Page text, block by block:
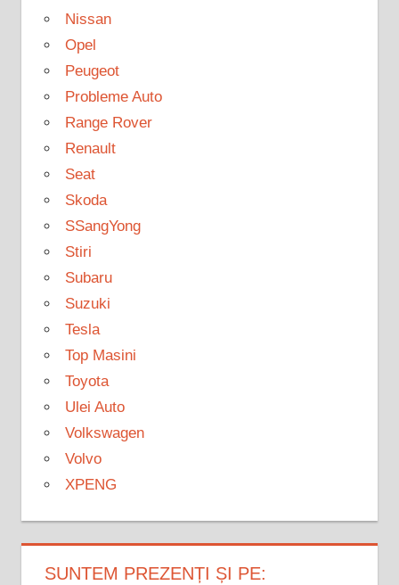
Nissan
Opel
Peugeot
Probleme Auto
Range Rover
Renault
Seat
Skoda
SSangYong
Stiri
Subaru
Suzuki
Tesla
Top Masini
Toyota
Ulei Auto
Volkswagen
Volvo
XPENG
SUNTEM PREZENȚI ȘI PE: